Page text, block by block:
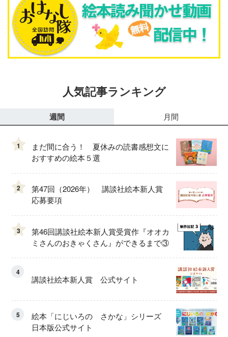
人気記事ランキング
週間 月間
1
まだ間に合う！ 夏休みの読書感想文に
おすすめの絵本５選
2
第47回（2026年） 講談社絵本新人賞
応募要項
3
第46回講談社絵本新人賞受賞作『オオカ
ミさんのおきゃくさん』ができるまで③
4
講談社絵本新人賞 公式サイト
5
絵本「にじいろの さかな」シリーズ
日本版公式サイト